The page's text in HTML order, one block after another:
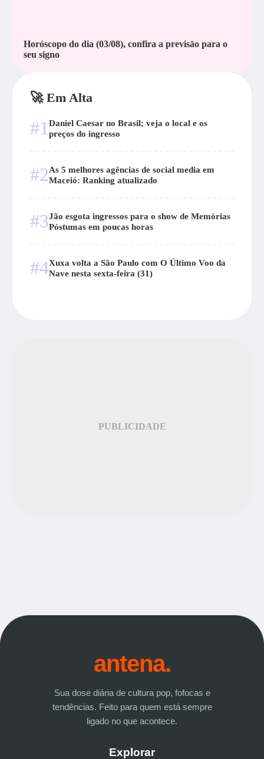
Horóscopo do dia (03/08), confira a previsāo para o
seu signo
🚀 Em Alta
#1 Daniel Caesar no Brasil; veja o local e os
preços do ingresso
#2As 5 melhores agências de social media em
Maceió: Ranking atualizado
#3Jão esgota ingressos para o show de Memórias
Póstumas em poucas horas
#4Xuxa volta a São Paulo com O Último Voo da
Nave nesta sexta-feira (31)
PUBLICIDADE
antena.
Sua dose diária de cultura pop, fofocas e
tendências. Feito para quem está sempre
ligado no que acontece.
Explorar